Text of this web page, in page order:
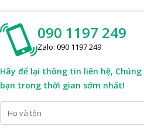
090 1197 249
Zalo: 090 1197 249
Hãy để lại thông tin liên hệ,
bạn trong thời gian sớm nhất!